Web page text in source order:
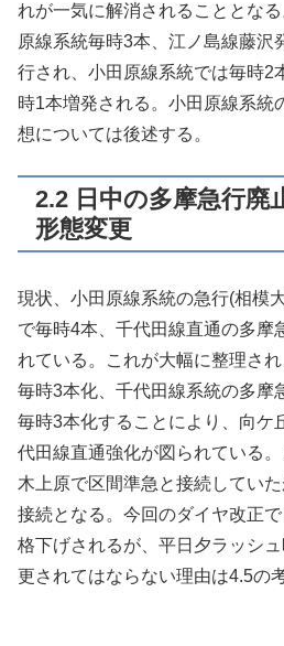
れが一気に解消されることとな
原線系統毎時3本、江ノ島線藤沢
行され、小田原線系統では毎時2
時1本増発される。小田原線系統
想については後述する。
2.2 日中の多摩急行廃
形態変更
現状、小田原線系統の急行(相模
で毎時4本、千代田線直通の多摩
れている。これが大幅に整理さ
毎時3本化、千代田線系統の多摩
毎時3本化することにより、向ケ
代田線直通強化が図られている
木上原で区間準急と接続してい
接続となる。今回のダイヤ改正
格下げされるが、平日夕ラッシ
更されてはならない理由は4.5の